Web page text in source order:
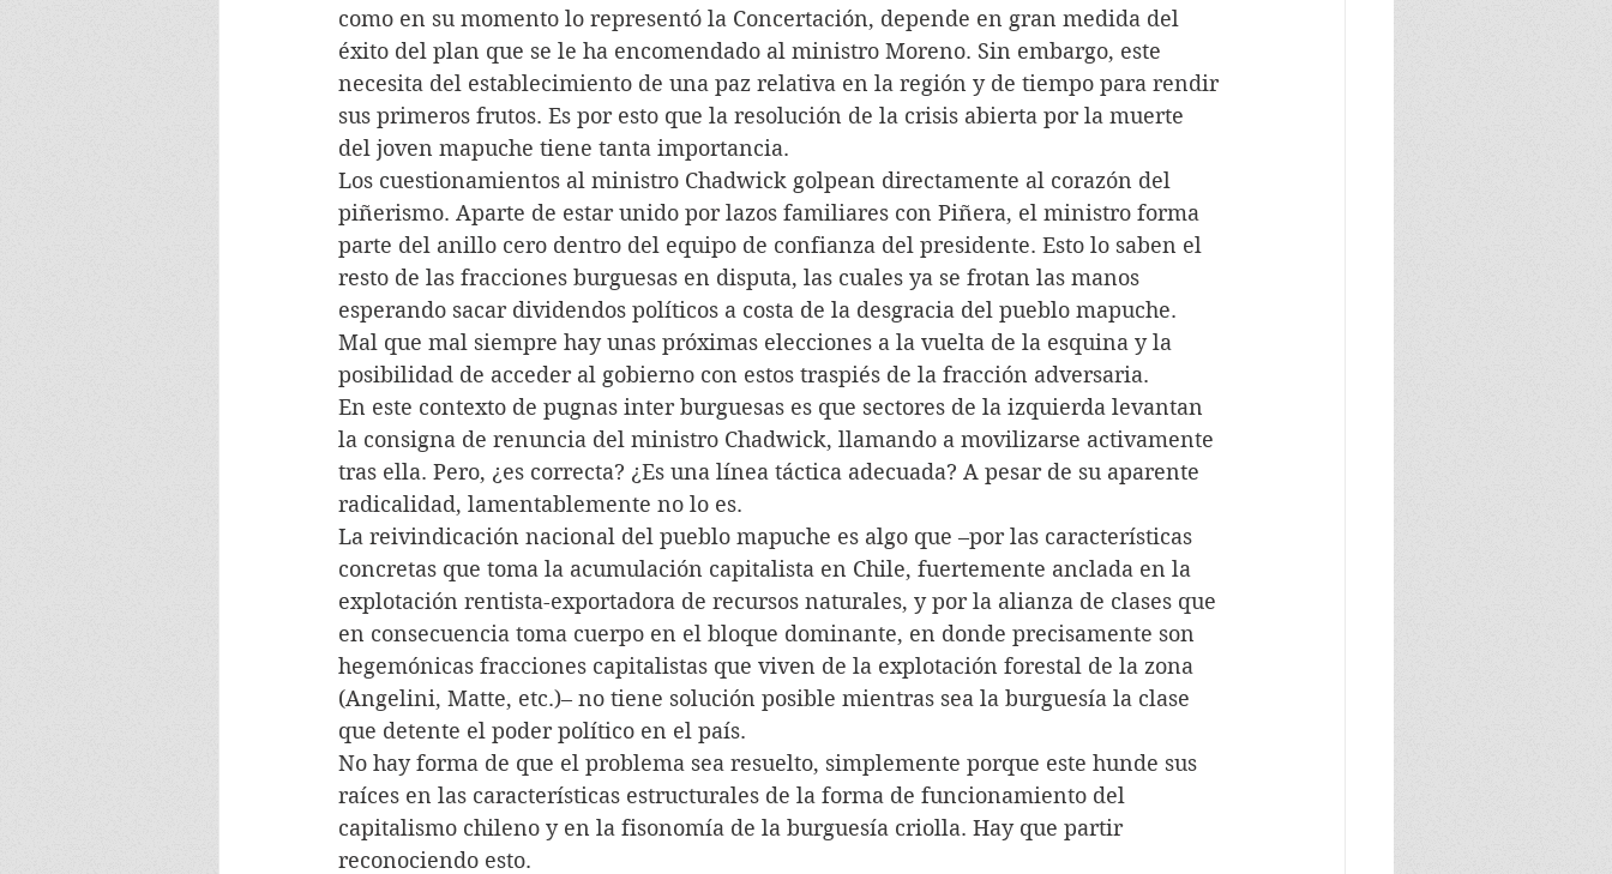
como en su momento lo representó la Concertación, depende en gran medida del
éxito del plan que se le ha encomendado al ministro Moreno. Sin embargo, este
necesita del establecimiento de una paz relativa en la región y de tiempo para rendir
sus primeros frutos. Es por esto que la resolución de la crisis abierta por la muerte
del joven mapuche tiene tanta importancia.
Los cuestionamientos al ministro Chadwick golpean directamente al corazón del
piñerismo. Aparte de estar unido por lazos familiares con Piñera, el ministro forma
parte del anillo cero dentro del equipo de confianza del presidente. Esto lo saben el
resto de las fracciones burguesas en disputa, las cuales ya se frotan las manos
esperando sacar dividendos políticos a costa de la desgracia del pueblo mapuche.
Mal que mal siempre hay unas próximas elecciones a la vuelta de la esquina y la
posibilidad de acceder al gobierno con estos traspiés de la fracción adversaria.
En este contexto de pugnas inter burguesas es que sectores de la izquierda levantan
la consigna de renuncia del ministro Chadwick, llamando a movilizarse activamente
tras ella. Pero, ¿es correcta? ¿Es una línea táctica adecuada? A pesar de su aparente
radicalidad, lamentablemente no lo es.
La reivindicación nacional del pueblo mapuche es algo que –por las características
concretas que toma la acumulación capitalista en Chile, fuertemente anclada en la
explotación rentista-exportadora de recursos naturales, y por la alianza de clases que
en consecuencia toma cuerpo en el bloque dominante, en donde precisamente son
hegemónicas fracciones capitalistas que viven de la explotación forestal de la zona
(Angelini, Matte, etc.)– no tiene solución posible mientras sea la burguesía la clase
que detente el poder político en el país.
No hay forma de que el problema sea resuelto, simplemente porque este hunde sus
raíces en las características estructurales de la forma de funcionamiento del
capitalismo chileno y en la fisonomía de la burguesía criolla. Hay que partir
reconociendo esto.